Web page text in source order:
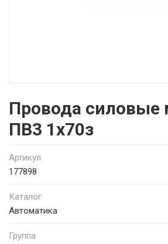
Провода силовые
ПВ3 1х70з
Артикул
177898
Каталог
Автоматика
Группа